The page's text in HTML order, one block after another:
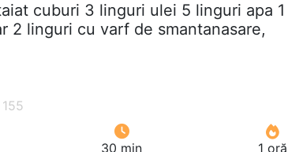
cuburi 3 linguri ulei 5 linguri apa 1
2 linguri cu varf de smantanasare,
30 min 1 oră